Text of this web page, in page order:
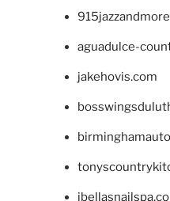
aguadulce-
jakehovis.com